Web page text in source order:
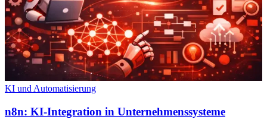
KI und Automatisierung
n8n: KI-Integration in Unternehmenssysteme